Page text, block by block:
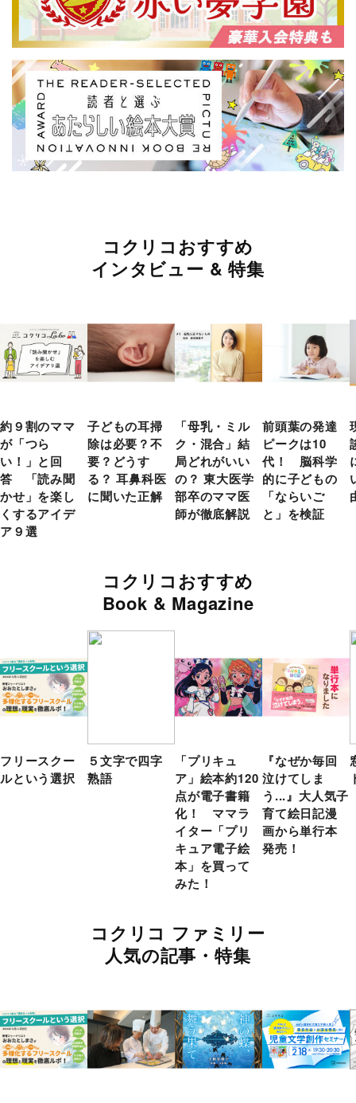
コクリコおすすめ
インタビュー & 特集
約９割のママ
が「つら
い！」と回
答 「読み聞
かせ」を楽し
くするアイデ
ア９選
子どもの耳掃
除は必要？不
要？どうす
る？ 耳鼻科医
に聞いた正解
「母乳・ミル
ク・混合」結
局どれがいい
の？ 東大医学
部卒のママ医
師が徹底解説
前頭葉の発達
ピークは10
代！ 脳科学
的に子どもの
「ならいご
と」を検証
コクリコおすすめ
Book & Magazine
フリースクー
ルという選択
５文字で四字
熟語
「プリキュ
ア」絵本約120
点が電子書籍
化！ ママラ
イター「プリ
キュア電子絵
本」を買って
みた！
『なぜか毎回
泣けてしま
う...』大人気子
育て絵日記漫
画から単行本
発売！
コクリコ ファミリー
人気の記事・特集